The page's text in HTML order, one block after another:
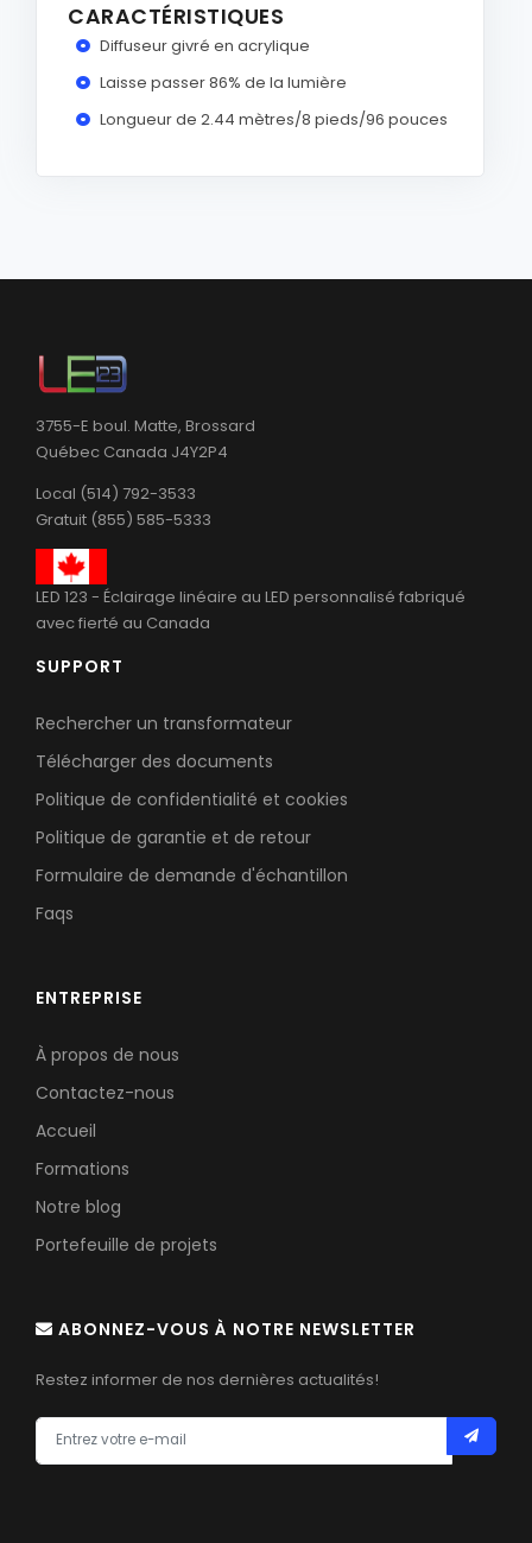
CARACTÉRISTIQUES
Diffuseur givré en acrylique
Laisse passer 86% de la lumière
Longueur de 2.44 mètres/8 pieds/96 pouces
3755-E boul. Matte, Brossard
Québec Canada J4Y2P4
Local (514) 792-3533
Gratuit (855) 585-5333
LED 123 - Éclairage linéaire au LED personnalisé fabriqué
avec fierté au Canada
SUPPORT
Rechercher un transformateur
Télécharger des documents
Politique de confidentialité et cookies
Politique de garantie et de retour
Formulaire de demande d'échantillon
Faqs
ENTREPRISE
À propos de nous
Contactez-nous
Accueil
Formations
Notre blog
Portefeuille de projets
ABONNEZ-VOUS À NOTRE NEWSLETTER
Restez informer de nos dernières actualités!